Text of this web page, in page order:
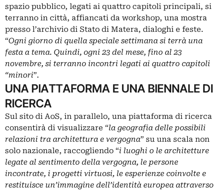
spazio pubblico, legati ai quattro capitoli principali, si
terranno in città, affiancati da workshop, una mostra
presso l’archivio di Stato di Matera, dialoghi e feste.
“Ogni giorno di quella speciale settimana si terrà una
festa a tema. Quindi, ogni 23 del mese, fino al 23
novembre, si terranno incontri legati ai quattro capitoli
“minori”.
UNA PIATTAFORMA E UNA BIENNALE DI
RICERCA
Sul sito di AoS, in parallelo, una piattaforma di ricerca
consentirà di visualizzare “la geografia delle possibili
relazioni tra architettura e vergogna” su una scala non
solo nazionale, raccogliendo “i luoghi o le architetture
legate al sentimento della vergogna, le persone
incontrate, i progetti virtuosi, le esperienze coinvolte e
restituisce un’immagine dell’identità europea attraverso